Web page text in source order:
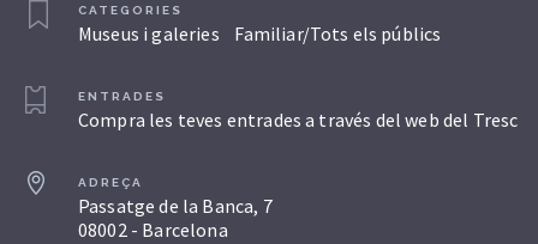
CATEGORIES
Museus i galeries Familiar/Tots els públics
ENTRADES
Compra les teves entrades a través del web del Tresc
ADREÇA
Passatge de la Banca, 7
08002 - Barcelona